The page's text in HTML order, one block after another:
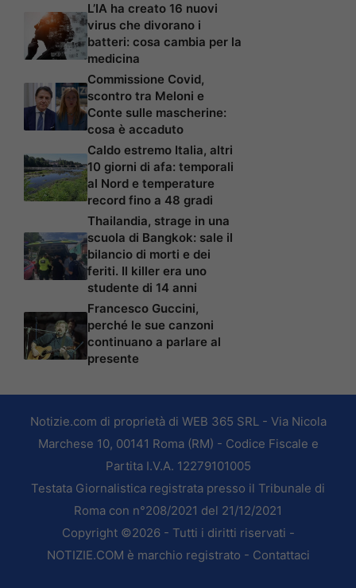
L’IA ha creato 16 nuovi
virus che divorano i
batteri: cosa cambia per la
medicina
Commissione Covid,
scontro tra Meloni e
Conte sulle mascherine:
cosa è accaduto
Caldo estremo Italia, altri
10 giorni di afa: temporali
al Nord e temperature
record fino a 48 gradi
Thailandia, strage in una
scuola di Bangkok: sale il
bilancio di morti e dei
feriti. Il killer era uno
studente di 14 anni
Francesco Guccini,
perché le sue canzoni
continuano a parlare al
presente
Notizie.com di proprietà di WEB 365 SRL - Via Nicola
Marchese 10, 00141 Roma (RM) - Codice Fiscale e
Partita I.V.A. 12279101005
Testata Giornalistica registrata presso il Tribunale di
Roma con n°208/2021 del 21/12/2021
Copyright ©2026 - Tutti i diritti riservati -
NOTIZIE.COM è marchio registrato - Contattaci